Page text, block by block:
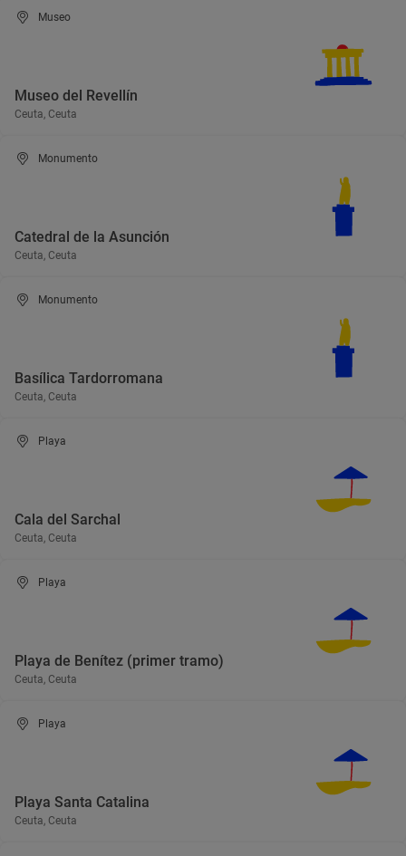
Museo
Museo del Revellín
Ceuta, Ceuta
Monumento
Catedral de la Asunción
Ceuta, Ceuta
Monumento
Basílica Tardorromana
Ceuta, Ceuta
Playa
Cala del Sarchal
Ceuta, Ceuta
Playa
Playa de Benítez (primer tramo)
Ceuta, Ceuta
Playa
Playa Santa Catalina
Ceuta, Ceuta